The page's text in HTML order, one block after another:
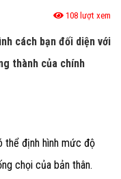
108 lượt xem
cách bạn đối diện với
thành của chính
thể định hình mức độ
chọi của bản thân.